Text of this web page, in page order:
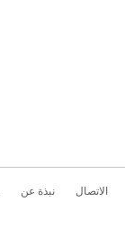
نبذة عن
الاتصال